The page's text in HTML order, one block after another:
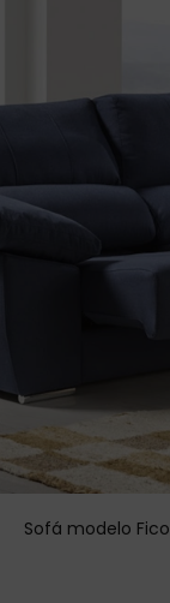
Sofá modelo Fico